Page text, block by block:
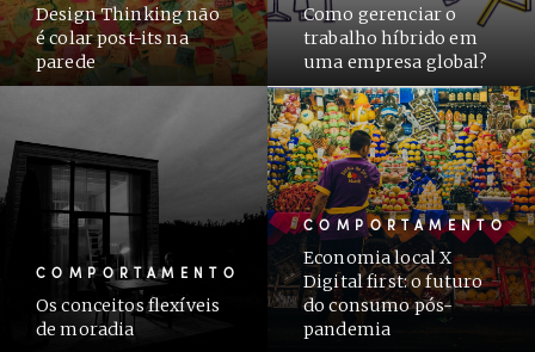
Design Thinking não
é colar post-its na
parede
Como gerenciar o
trabalho híbrido em
uma empresa global?
COMPORTAMENTO
Os conceitos flexíveis
de moradia
COMPORTAMENTO
Economia local X
Digital first: o futuro
do consumo pós-
pandemia